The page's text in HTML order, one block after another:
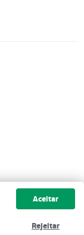
Aceitar
Rejeitar